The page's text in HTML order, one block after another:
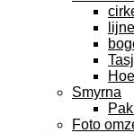
Smyrna
Foto